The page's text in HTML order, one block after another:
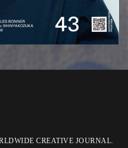
CREATIVE JOURNAL.